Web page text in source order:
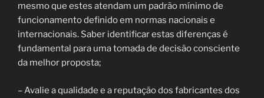
mesmo que estes atendam um padrão mínimo de
funcionamento definido em normas nacionais e
internacionais. Saber identificar estas diferenças é
fundamental para uma tomada de decisão consciente
da melhor proposta;
– Avalie a qualidade e a reputação dos fabricantes dos